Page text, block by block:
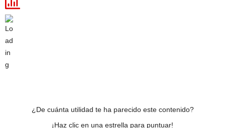
¿De cuánta utilidad te ha parecido este contenido?
¡Haz clic en una estrella para puntuar!